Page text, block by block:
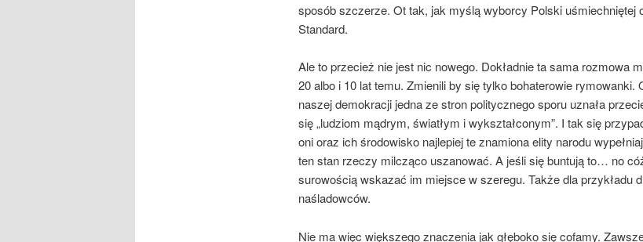
sposób szczerze. Ot tak, jak myślą wyborcy Polski uśmiechniętej
Standard.
Ale to przecież nie jest nic nowego. Dokładnie ta sama rozmowa
20 albo i 10 lat temu. Zmienili by się tylko bohaterowie rymowanki.
naszej demokracji jedna ze stron politycznego sporu uznała
się „ludziom mądrym, światłym i wykształconym”. I tak się
oni oraz ich środowisko najlepiej te znamiona elity narodu
ten stan rzeczy milcząco uszanować. A jeśli się buntują to… no
surowością wskazać im miejsce w szeregu. Także dla przykładu
naśladowców.
Nie ma więc większego znaczenia jak głęboko się cofamy.